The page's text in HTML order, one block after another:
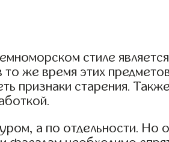
стиле
же время этих
признаки старения.
а по отдельности. Но